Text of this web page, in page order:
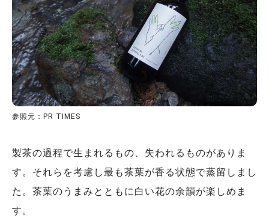
参照元：PR TIMES
製茶の過程で生まれるもの、失われるものがありま
す。それらを考慮し最も茶葉が香る状態で蒸留しまし
た。茶葉のうまみとともに白い花の余韻が楽しめま
す。